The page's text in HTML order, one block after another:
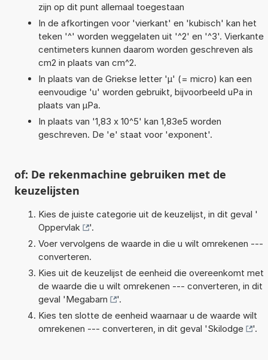
zijn op dit punt allemaal toegestaan
In de afkortingen voor 'vierkant' en 'kubisch' kan het
teken '^' worden weggelaten uit '^2' en '^3'. Vierkante
centimeters kunnen daarom worden geschreven als
cm2 in plaats van cm^2.
In plaats van de Griekse letter 'µ' (= micro) kan een
eenvoudige 'u' worden gebruikt, bijvoorbeeld uPa in
plaats van µPa.
In plaats van '1,83 x 10^5' kan 1,83e5 worden
geschreven. De 'e' staat voor 'exponent'.
of: De rekenmachine gebruiken met de
keuzelijsten
Kies de juiste categorie uit de keuzelijst, in dit geval '
Oppervlak
'.
Voer vervolgens de waarde in die u wilt omrekenen ---
converteren.
Kies uit de keuzelijst de eenheid die overeenkomt met
de waarde die u wilt omrekenen --- converteren, in dit
geval 'Megabarn
'.
Kies ten slotte de eenheid waarnaar u de waarde wilt
omrekenen --- converteren, in dit geval 'Skilodge '.